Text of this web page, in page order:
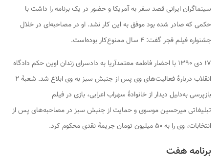
سینماگران ایرانی قصد سفر به آمریکا و حضور در یک برنامه را داشت با
حکمی که صادر شده بود موفق به این کار نشد. او در مصاحبه‌ای در خلال
جشنواره فیلم فجر گفت: ۴ سال ممنوع‌کار بوده‌است.
۱۷ دی ۱۳۹۰ با احضار فاطمه معتمدآریا به دادسرای زندان اوین حکم دادگاه
انقلاب دربارهٔ فعالیت‌های وی پس از جنبش سبز به وی ابلاغ شد. شعبهٔ ۲
بازپرسی به‌دلیل دیدار از خانوادهٔ سهراب اعرابی، بازی در فیلم
تبلیغاتی میرحسین موسوی و حمایت از جنبش سبز در مصاحبه‌های پس از
انتخابات، وی را به ۵۰ میلیون تومان جریمهٔ نقدی محکوم کرد.
برنامه هفت